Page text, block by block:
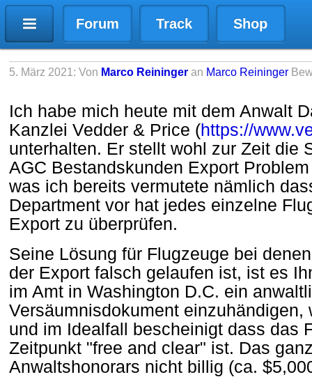
Forum Track Shop
5. März 2021: Von Marco Reininger an Marco Reininger
Ich habe mich heute mit dem Anwalt
Kanzlei Vedder & Price (https://
unterhalten. Er stellt wohl zur Zeit die
AGC Bestandskunden Export
was ich bereits vermutete nämlich
Department vor hat jedes einzelne
Export zu überprüfen.
Seine Lösung für Flugzeuge bei
der Export falsch gelaufen ist, ist es
im Amt in Washington D.C. ein
Versäumnisdokument einzuhändigen,
und im Idealfall bescheinigt dass das
Zeitpunkt "free and clear" ist. Das
Anwaltshonorars nicht billig (ca.